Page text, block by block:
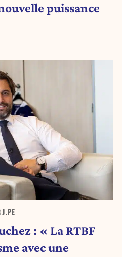
puissance
: « La RTBF
avec une